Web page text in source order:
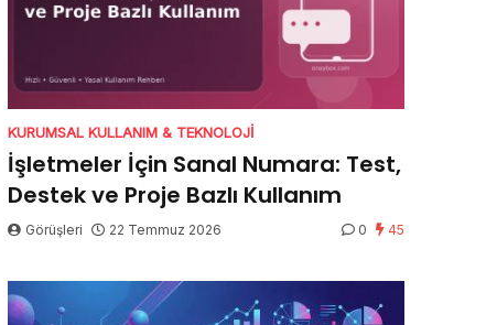
KURUMSAL KULLANIM & TEKNOLOJI
İşletmeler İçin Sanal Numara: Test,
Destek ve Proje Bazlı Kullanım
Görüşleri 22 Temmuz 2026 0 45